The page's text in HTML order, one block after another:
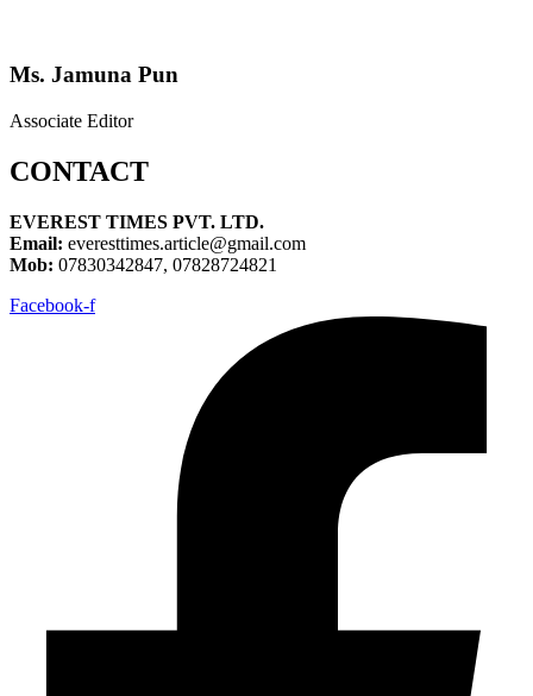
Ms. Jamuna Pun
Associate Editor
CONTACT
EVEREST TIMES PVT. LTD.
Email: everesttimes.article@gmail.com
Mob: 07830342847, 07828724821
Facebook-f